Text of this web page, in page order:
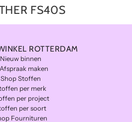
FS40S
ROTTERDAM
Nieuw binnen
maken
Shop Stoffen
per merk
per project
per soort
Fournituren